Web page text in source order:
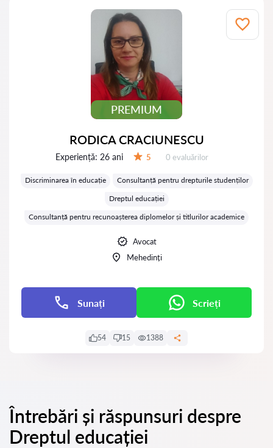
PREMIUM
RODICA CRACIUNESCU
Experiență: 26 ani 5 Evaluărilor:
0 evaluărilor
Discriminarea în educație
Consultanță pentru drepturile studenților
Dreptul educației
Consultanță pentru recunoașterea diplomelor și titlurilor academice
Avocat
Mehedinți
Sunați Scrieți
54 15 1388
Întrebări și răspunsuri despre
Dreptul educației